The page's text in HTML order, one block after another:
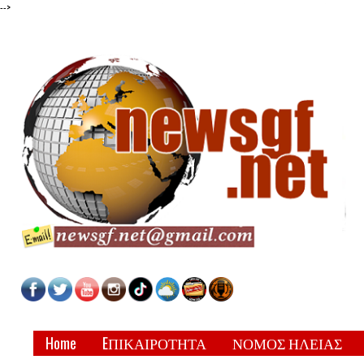
-->
Home EΠΙΚΑΙΡΟΤΗΤΑ ΝΟΜΟΣ ΗΛΕΙΑΣ